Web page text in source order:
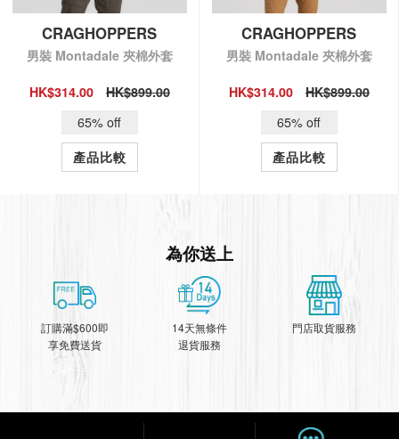
QUICK VIEW
CRAGHOPPERS
男裝 Montadale 夾棉外套
HK$314.00
HK$899.00
65% off
產品比較
QUICK VIEW
CRAGHOPPERS
男裝 Montadale 夾棉外套
HK$314.00
HK$899.00
65% off
產品比較
為你送上
訂購滿$600即
享免費送貨
14天無條件
退貨服務
門店取貨服務